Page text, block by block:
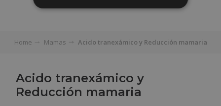
Home Mamas Acido tranexámico y Reducción mamaria
Acido tranexámico y
Reducción mamaria